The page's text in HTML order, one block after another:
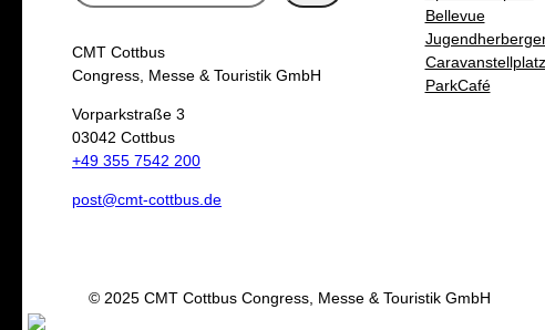
u
c
h
e
n
CMT Cottbus
Congress, Messe & Touristik GmbH
Vorparkstraße 3
03042 Cottbus
+49 355 7542 200
post@cmt-cottbus.de
Bellevue
Caravanstellplatz
ParkCafé
© 2025 CMT Cottbus Congress, Messe & Touristik GmbH